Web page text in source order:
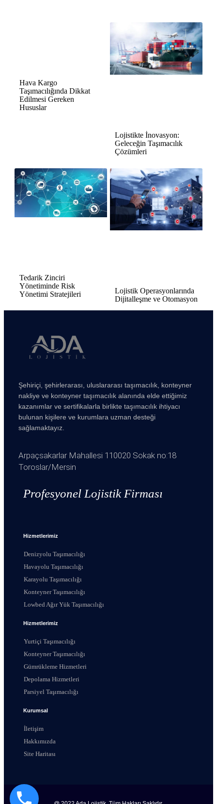
Hava Kargo
Taşımacılığında Dikkat
Edilmesi Gereken
Hususlar
Lojistikte İnovasyon:
Geleceğin Taşımacılık
Çözümleri
Tedarik Zinciri
Yönetiminde Risk
Yönetimi Stratejileri
Lojistik Operasyonlarında
Dijitalleşme ve Otomasyon
Şehiriçi, şehirlerarası, uluslararası taşımacılık, konteyner
nakliye ve konteyner taşımacılık alanında elde ettiğimiz
kazanımlar ve sertifikalarla birlikte taşımacılık ihtiyacı
bulunan kişilere ve kurumlara uzman desteği
sağlamaktayız.
Arpaçsakarlar Mahallesi 110020 Sokak no:18
Toroslar/Mersin
Profesyonel Lojistik Firması
Hizmetlerimiz
Denizyolu Taşımacılığı
Havayolu Taşımacılığı
Karayolu Taşımacılığı
Konteyner Taşımacılığı
Lowbed Ağır Yük Taşımacılığı
Hizmetlerimiz
Yurtiçi Taşımacılığı
Konteyner Taşımacılığı
Gümrükleme Hizmetleri
Depolama Hizmetleri
Parsiyel Taşımacılığı
Kurumsal
İletişim
Hakkımızda
Site Haritası